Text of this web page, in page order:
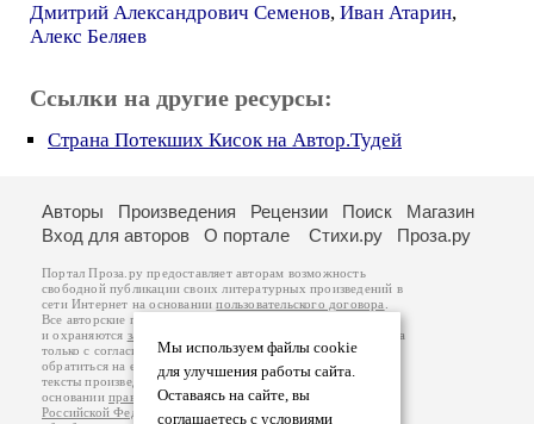
Дмитрий Александрович Семенов, Иван Атарин,
Алекс Беляев
Ссылки на другие ресурсы:
Страна Потекших Кисок на Автор.Тудей
Мы используем файлы cookie
для улучшения работы сайта.
Оставаясь на сайте, вы
соглашаетесь с условиями
Авторы Произведения Рецензии Поиск
Магазин
Вход для авторов
О портале Стихи.ру Проза.ру
Портал Проза.ру предоставляет авторам возможность
свободной публикации своих литературных произведений в
сети Интернет на основаниипользовательского договора
Все авторские права на произведения принадлежат авторам
и охраняются законом
. Перепечатка произведений возможна
только с согласия его автора, к которому вы можете
обратиться на его авторской странице. Ответственность за
тексты произведений авторы несут самостоятельно на
основанииправил публикацииизаконодательства
Российской Федерации